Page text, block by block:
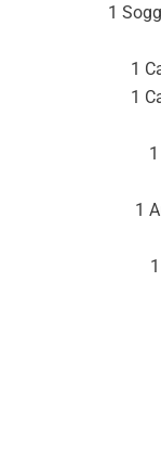
1
1
1
1